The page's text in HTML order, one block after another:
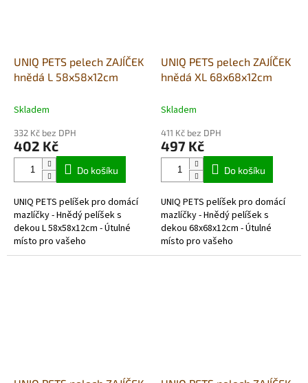
UNIQ PETS pelech ZAJÍČEK
hnědá L 58x58x12cm
Skladem
332 Kč bez DPH
402 Kč
Do košíku
UNIQ PETS pelíšek pro domácí
mazlíčky - Hnědý pelíšek s
dekou L 58x58x12cm - Útulné
místo pro vašeho
mazlíčka! Dopřejte svému
UNIQ PETS pelech ZAJÍČEK
hnědá XL 68x68x12cm
Skladem
411 Kč bez DPH
497 Kč
Do košíku
UNIQ PETS pelíšek pro domácí
mazlíčky - Hnědý pelíšek s
dekou 68x68x12cm - Útulné
místo pro vašeho
mazlíčka! Dopřejte svému